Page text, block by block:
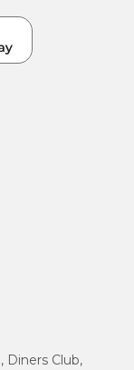
Diners Club,